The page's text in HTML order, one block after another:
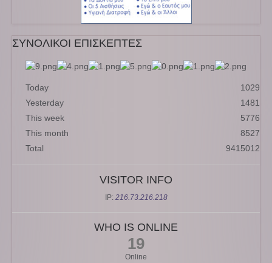
ΣΥΝΟΛΙΚΟΙ ΕΠΙΣΚΕΠΤΕΣ
Today
1029
Yesterday
1481
This week
5776
This month
8527
Total
9415012
VISITOR INFO
IP: 216.73.216.218
WHO IS ONLINE
19
Online